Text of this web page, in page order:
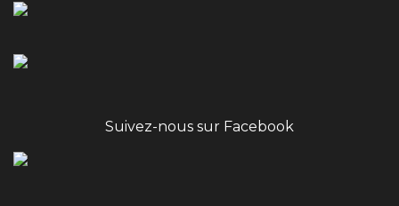
Suivez-nous sur Facebook